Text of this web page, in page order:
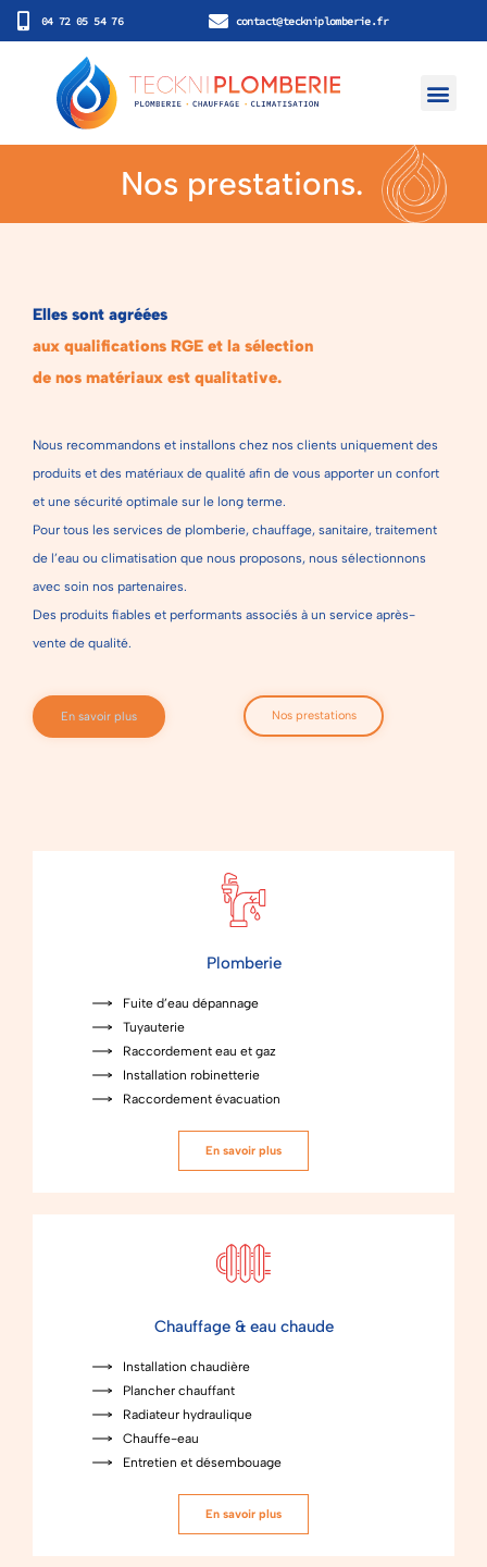
04 72 05 54 76 contact@teckniplomberie.fr
Nos prestations.
Elles sont agréées
aux qualifications RGE et la sélection
de nos matériaux est qualitative.
Nous recommandons et installons chez nos clients uniquement des
produits et des matériaux de qualité afin de vous apporter un confort
et une sécurité optimale sur le long terme.
Pour tous les services de plomberie, chauffage, sanitaire, traitement
de l’eau ou climatisation que nous proposons, nous sélectionnons
avec soin nos partenaires.
Des produits fiables et performants associés à un service après-
vente de qualité.
En savoir plus Nos prestations
Plomberie
Fuite d’eau dépannage
Tuyauterie
Raccordement eau et gaz
Installation robinetterie
Raccordement évacuation
En savoir plus
Chauffage & eau chaude
Installation chaudière
Plancher chauffant
Radiateur hydraulique
Chauffe-eau
Entretien et désembouage
En savoir plus